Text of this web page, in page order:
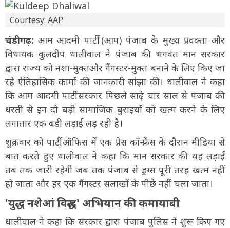
Courtesy: AAP
चंडीगढ़:आम आदमी पार्टी (आप) पंजाब के मुख्य प्रवक्ता और
विधायक कुलदीप धालीवाल ने पंजाब की भगवंत मान सरकार
द्वारा राज्य को नशा-मुक्तऔर गैंगस्टर-मुक्त बनाने के लिए किए जा
रहे ऐतिहासिक कामों की जानकारी सांझा की। धालीवाल ने कहा
कि आम आदमी पार्टी सरकार पिछले साढ़े चार साल से पंजाब की
धरती से इन दो बड़ी सामाजिक बुराइयों को खत्म करने के लिए
लगातार एक बड़ी लड़ाई लड़ रही है।
शुक्रवार को पार्टी ऑफिस में एक प्रेस कॉन्फ्रेंस के दौरान मीडिया से
बात करते हुए धालीवाल ने कहा कि मान सरकार की यह लड़ाई
तब तक जारी रहेगी जब तक पंजाब से ड्रग्स पूरी तरह खत्म नहीं
हो जाता और हर एक गैंगस्टर सलाखों के पीछे नहीं चला जाता।
'युद्ध नशेआं विरुद्ध' अभियान की कमायाबी
धालीवाल ने कहा कि सरकार द्वारा पंजाब पुलिस ने शुरू किए गए